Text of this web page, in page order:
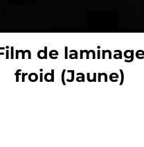
de
froid (Jaune)